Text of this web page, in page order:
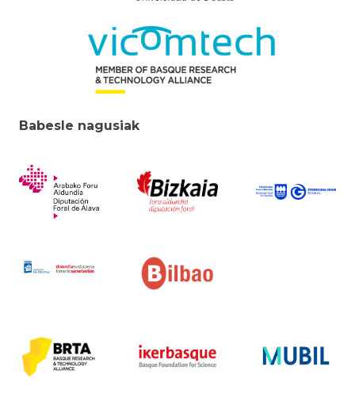
Babesle nagusiak